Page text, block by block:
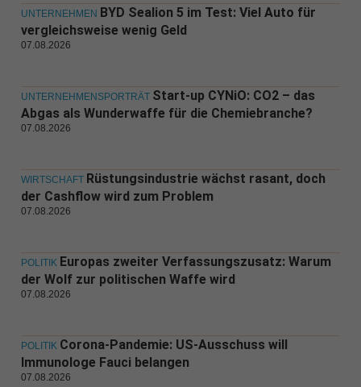
UNTERNEHMEN BYD Sealion 5 im Test: Viel Auto für
vergleichsweise wenig Geld
07.08.2026
UNTERNEHMENSPORTRÄT Start-up CYNiO: CO2 – das
Abgas als Wunderwaffe für die Chemiebranche?
07.08.2026
WIRTSCHAFT Rüstungsindustrie wächst rasant, doch
der Cashflow wird zum Problem
07.08.2026
POLITIK Europas zweiter Verfassungszusatz: Warum
der Wolf zur politischen Waffe wird
07.08.2026
POLITIK Corona-Pandemie: US-Ausschuss will
Immunologe Fauci belangen
07.08.2026